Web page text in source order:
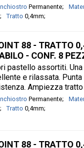
Permanente
Tratto 0,4mm
88 - TRATTO
- CONF. 8
pastello assortiti.
e rilassata.
Ampiezza tratto
Permanente
Tratto 0,4mm
88 - TRATTO